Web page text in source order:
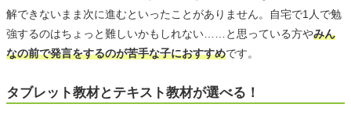
解できないまま次に進むといったことがありません。自宅で1人で勉
強するのはちょっと難しいかもしれない……と思っている方やみん
なの前で発言をするのが苦手な子におすすめです。
タブレット教材とテキスト教材が選べる！